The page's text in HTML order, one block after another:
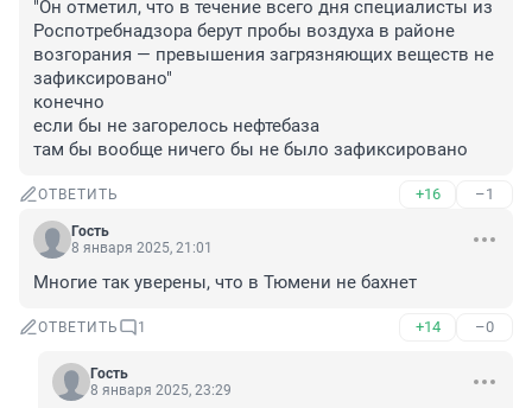
"Он отметил, что в течение всего дня специалисты из
Роспотребнадзора берут пробы воздуха в районе
возгорания — превышения загрязняющих веществ не
зафиксировано"
конечно
если бы не загорелось нефтебаза
там бы вообще ничего бы не было зафиксировано
ОТВЕТИТЬ +16 –1
Гость
8 января 2025, 21:01
Многие так уверены, что в Тюмени не бахнет
ОТВЕТИТЬ 1 +14 –0
Гость
8 января 2025, 23:29